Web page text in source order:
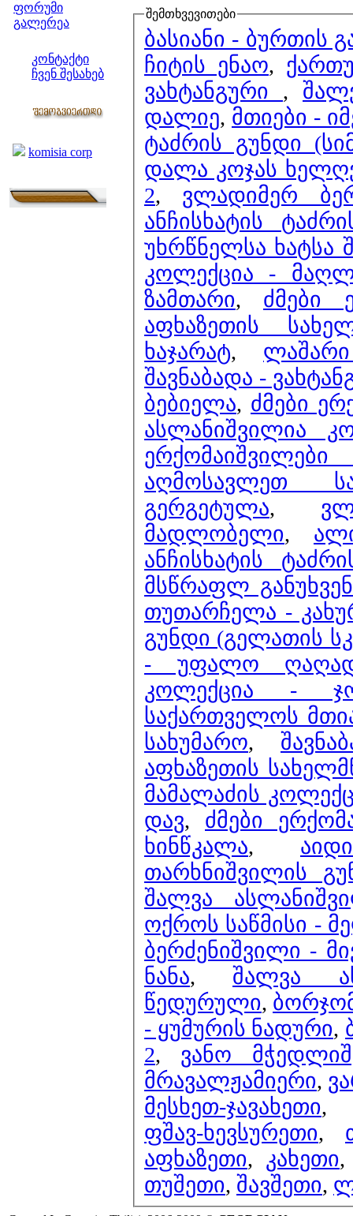
ფორუმი
გალერეა
კონტაქტი
ჩვენ შესახებ
komisia corp
შემთხვევითები
ბასიანი - ბურთის
ჩიტის ენაო,
ვახტანგური ,
დალიე, მთიები -
ტაძრის გუნდი
დალა კოჯას
2, ვლადიმერ
ანჩისხატის
უხრწნელსა ხატსა
კოლექცია -
ზამთარი, ძმები
აფხაზეთის
ხაჯარატ,
შავნაბადა -
ბებიელა, ძმები
ასლანიშვილია
აღმოსავლეთ
გერგეტულა,
მადლობელი,
ანჩისხატის
მსწრაფლ
თუთარჩელა -
გუნდი (გელათის
- უფალო
კოლექცია -
საქართველოს
სახუმარო,
აფხაზეთის
მამალაძის
დავ, ძმები
ხინწკალა,
თარხნიშვილის
შალვა
ოქროს საწმისი -
ბერძენიშვილი -
ნანა, შალვა
წედურული,
- ყუმურის ნადური,
2, ვანო
მრავალჟამიერი,
მესხეთ-ჯავახეთი,
ფშავ-ხევსურეთი,
აფხაზეთი, კახეთი
თუშეთი, შავშეთი,